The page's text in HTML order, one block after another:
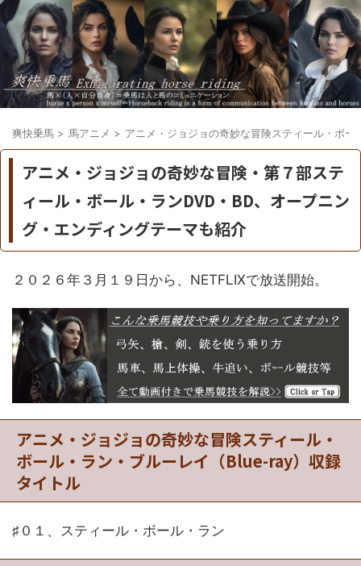
爽快乗馬 > 馬アニメ > アニメ・ジョジョの奇妙な冒険スティール・ボー
アニメ・ジョジョの奇妙な冒険・第７部ステ
ィール・ボール・ランDVD・BD、オープニン
グ・エンディングテーマも紹介
２０２６年３月１９日から、NETFLIXで放送開始。
アニメ・ジョジョの奇妙な冒険スティール・
ボール・ラン・ブルーレイ（Blue-ray）収録
タイトル
♯０１、スティール・ボール・ラン